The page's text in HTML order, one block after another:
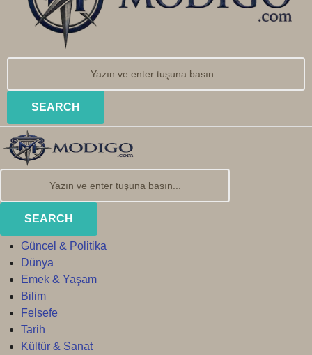
SEARCH
SEARCH
Güncel & Politika
Dünya
Emek & Yaşam
Bilim
Felsefe
Tarih
Kültür & Sanat